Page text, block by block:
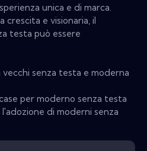
unica e di marca.
crescita e visionaria, il
testa può essere
senza testa e moderna
per moderno senza testa
di moderni senza